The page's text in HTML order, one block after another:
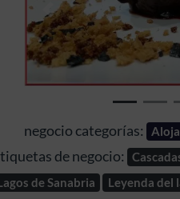
Anterior
negocio categorías:
de negocio:
de Sanabria
Leyenda del